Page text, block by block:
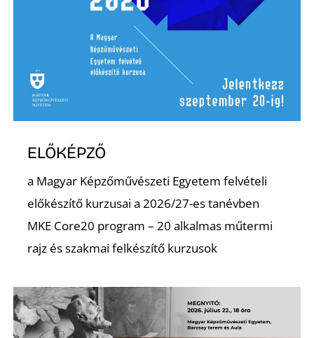
ELŐKÉPZŐ
a Magyar Képzőművészeti Egyetem felvételi
előkészítő kurzusai a 2026/27-es tanévben
MKE Core20 program – 20 alkalmas műtermi
rajz és szakmai felkészítő kurzusok